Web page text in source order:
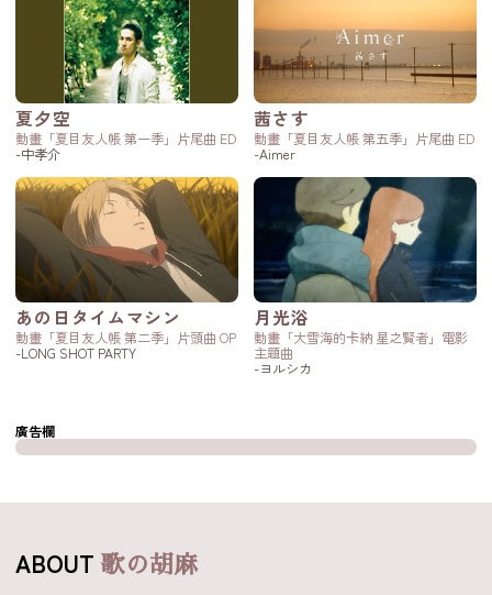
夏夕空
動畫「夏目友人帳 第一季」片尾曲 ED
-中孝介
茜さす
動畫「夏目友人帳 第五季」片尾曲 ED
-Aimer
あの日タイムマシン
動畫「夏目友人帳 第二季」片頭曲 OP
-LONG SHOT PARTY
月光浴
動畫「大雪海的卡納 星之賢者」電影
主題曲
-ヨルシカ
廣告欄
ABOUT歌の胡麻